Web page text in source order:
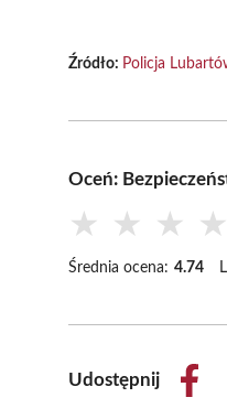
Źródło: Policja
Oceń:
★ ★ ★ ★
Średnia ocena: 4.74
Udostępnij
Share